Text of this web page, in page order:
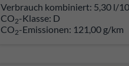
Verbrauch kombiniert: 5,30 l/
CO2-Klasse: D
CO2-Emissionen: 121,00 g/km